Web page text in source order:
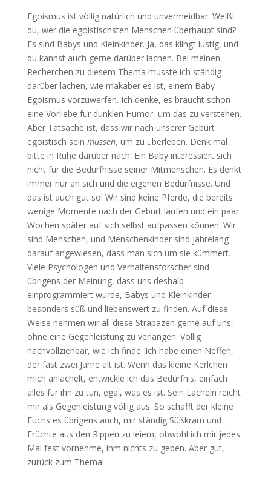
Egoismus ist völlig natürlich und unvermeidbar. Weißt
du, wer die egoistischsten Menschen überhaupt sind?
Es sind Babys und Kleinkinder. Ja, das klingt lustig, und
du kannst auch gerne darüber lachen. Bei meinen
Recherchen zu diesem Thema musste ich ständig
darüber lachen, wie makaber es ist, einem Baby
Egoismus vorzuwerfen. Ich denke, es braucht schon
eine Vorliebe für dunklen Humor, um das zu verstehen.
Aber Tatsache ist, dass wir nach unserer Geburt
egoistisch sein müssen, um zu überleben. Denk mal
bitte in Ruhe darüber nach: Ein Baby interessiert sich
nicht für die Bedürfnisse seiner Mitmenschen. Es denkt
immer nur an sich und die eigenen Bedürfnisse. Und
das ist auch gut so! Wir sind keine Pferde, die bereits
wenige Momente nach der Geburt laufen und ein paar
Wochen später auf sich selbst aufpassen können. Wir
sind Menschen, und Menschenkinder sind jahrelang
darauf angewiesen, dass man sich um sie kümmert.
Viele Psychologen und Verhaltensforscher sind
übrigens der Meinung, dass uns deshalb
einprogrammiert wurde, Babys und Kleinkinder
besonders süß und liebenswert zu finden. Auf diese
Weise nehmen wir all diese Strapazen gerne auf uns,
ohne eine Gegenleistung zu verlangen. Völlig
nachvollziehbar, wie ich finde. Ich habe einen Neffen,
der fast zwei Jahre alt ist. Wenn das kleine Kerlchen
mich anlächelt, entwickle ich das Bedürfnis, einfach
alles für ihn zu tun, egal, was es ist. Sein Lächeln reicht
mir als Gegenleistung völlig aus. So schafft der kleine
Fuchs es übrigens auch, mir ständig Süßkram und
Früchte aus den Rippen zu leiern, obwohl ich mir jedes
Mal fest vornehme, ihm nichts zu geben. Aber gut,
zurück zum Thema!